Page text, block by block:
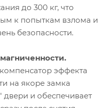
до 300 кг, что
к попыткам взлома и
безопасности.
эффекта
на якоре замка
и обеспечивает